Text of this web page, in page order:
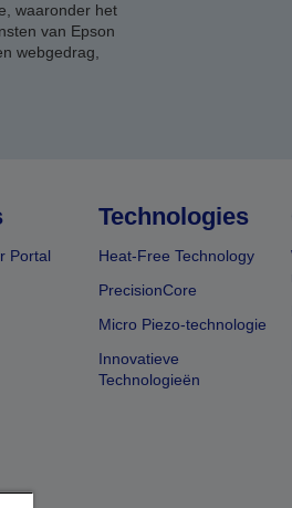
waaronder het
van Epson
webgedrag,
Portal
Technologies
Heat-Free Technology
PrecisionCore
Micro Piezo-technologie
Innovatieve
Technologieën